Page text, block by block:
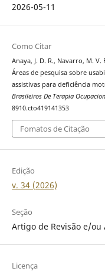
2026-05-11
Como Citar
Anaya, J. D. R., Navarro, M. V.
Áreas de pesquisa sobre
assistivas para deficiência
Brasileiros De Terapia
8910.cto419141353
Fomatos de Citação
Edição
v. 34 (2026)
Seção
Artigo de Revisão e/
Licença